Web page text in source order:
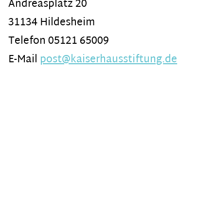
Andreasplatz 20
31134 Hildesheim
Telefon 05121 65009
E-Mail post@kaiserhausstiftung.de